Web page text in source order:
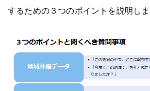
するための３つのポイントを説明しま